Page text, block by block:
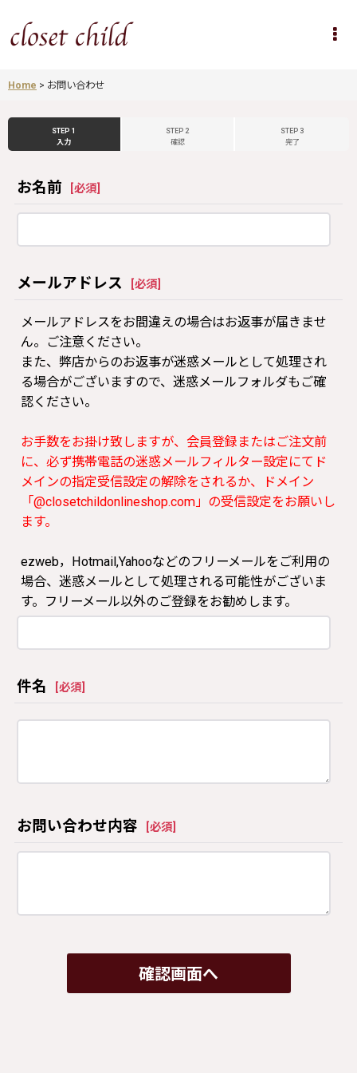
Home > お問い合わせ
STEP 1
入力
STEP 2
確認
STEP 3
完了
お名前 必須
メールアドレス 必須
メールアドレスをお間違えの場合はお返事が届きませ
ん。ご注意ください。
また、弊店からのお返事が迷惑メールとして処理され
る場合がございますので、迷惑メールフォルダもご確
認ください。
お手数をお掛け致しますが、会員登録またはご注文前
に、必ず携帯電話の迷惑メールフィルター設定にてド
メインの指定受信設定の解除をされるか、ドメイン
「@closetchildonlineshop.com」の受信設定をお願いし
ます。
ezweb，Hotmail,Yahooなどのフリーメールをご利用の
場合、迷惑メールとして処理される可能性がございま
す。フリーメール以外のご登録をお勧めします。
件名 必須
お問い合わせ内容 必須
確認画面へ